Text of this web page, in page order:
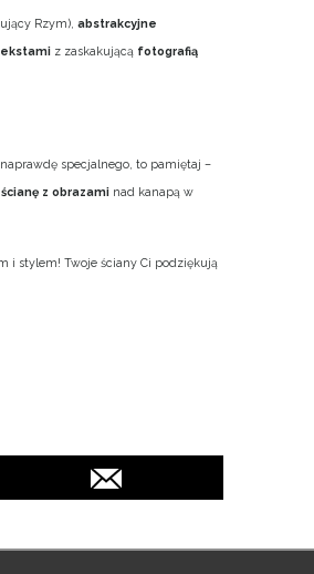
Rzym), abstrakcyjne
z zaskakującą fotografią
naprawdę specjalnego, to pamiętaj –
ścianę z obrazami nad kanapą w
i stylem! Twoje ściany Ci podziękują